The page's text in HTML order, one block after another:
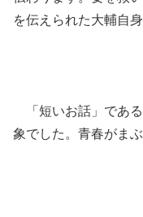
を伝えられた大輔自
「短いお話」であ
象でした。青春がま